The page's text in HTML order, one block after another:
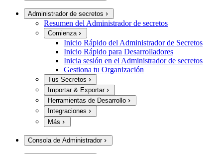
Administrador de secretos
Resumen del Administrador de secretos
Comienza
Inicio Rápido del Administrador de Secretos
Inicio Rápido para Desarrolladores
Inicia sesión en el Administrador de secretos
Gestiona tu Organización
Tus Secretos
Importar & Exportar
Herramientas de Desarrollo
Integraciones
Más
Consola de Administrador